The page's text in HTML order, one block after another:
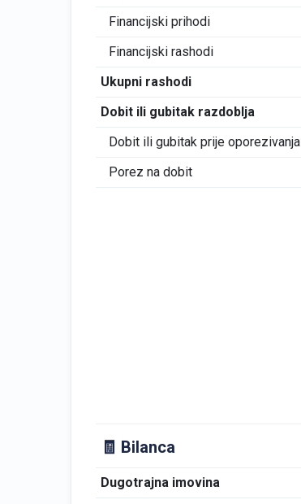
Financijski prihodi
Financijski rashodi
Ukupni rashodi
Dobit ili gubitak razdoblja
Dobit ili gubitak prije oporezivanja
Porez na dobit
🧾 Bilanca
Dugotrajna imovina